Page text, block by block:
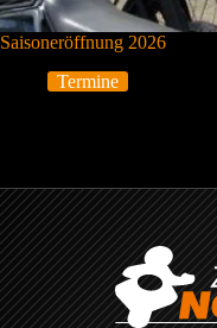
Saisoneröffnung 2026
Termine